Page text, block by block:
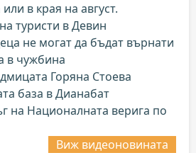
в края на август.
туристи в Девин
не могат да бъдат върнати
в чужбина
Горяна Стоева
база в Дианабат
на Националната верига по
Виж видеоновината